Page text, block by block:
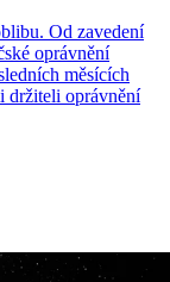
Od zavedení
oprávnění
měsících
držiteli oprávnění